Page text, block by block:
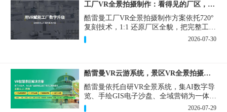
工厂VR全景拍摄制作：看得见的厂区，省下来的成本
酷雷曼工厂VR全景拍摄制作方案依托720°
复刻技术，1:1 还原厂区全貌，把完整工厂
搬进手机、电脑大屏，既是工厂对外拓客
的数字化名片，也是内部管理、人员培训
2026-07-30
酷雷曼VR云游系统，景区VR全景拍摄制作一站式落地
酷雷曼依托自研VR全景系统，集AI数字导
览、手绘GIS电子沙盘、全域营销为一体，
打造从VR全景拍摄制作到成熟VR云游落
2026-07-29